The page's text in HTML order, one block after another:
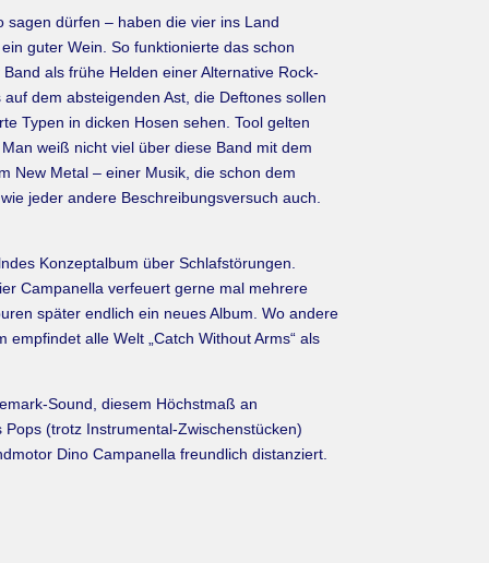
sagen dürfen – haben die vier ins Land
guter Wein. So funktionierte das schon
als frühe Helden einer Alternative Rock-
dem absteigenden Ast, die Deftones sollen
Typen in dicken Hosen sehen. Tool gelten
weiß nicht viel über diese Band mit dem
New Metal – einer Musik, die schon dem
jeder andere Beschreibungsversuch auch.
Konzeptalbum über Schlafstörungen.
Campanella verfeuert gerne mal mehrere
später endlich ein neues Album. Wo andere
alle Welt „Catch Without Arms“ als
Sound, diesem Höchstmaß an
(trotz Instrumental-Zwischenstücken)
Dino Campanella freundlich distanziert.